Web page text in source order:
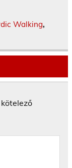
Walking,